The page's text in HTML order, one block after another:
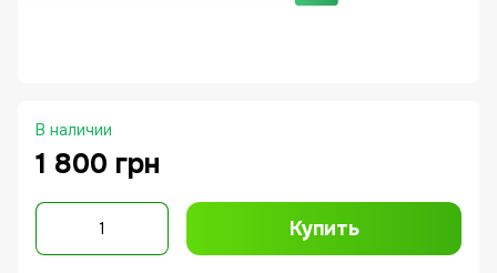
В наличии
1 800 грн
Купить